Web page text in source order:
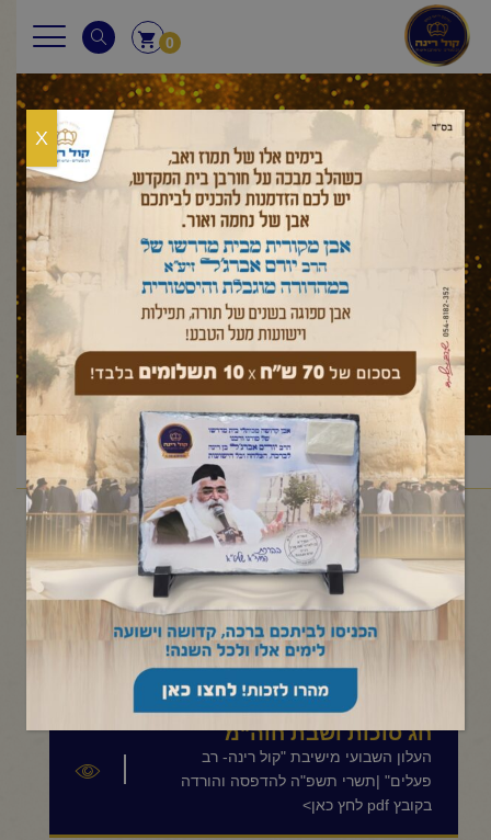
0
סוכות
ראשי/עלון לשבת/מועדים/סוכות
תפריט קטגוריות
שבת חוה"מ סוכות
העלון השבועי מישיבת "קול רינה- רב
פעלים" |תשרי תשפ"ו להדפסה והורדה
חג סוכות ושבת חוה"מ
העלון השבועי מישיבת "קול רינה- רב
פעלים" |תשרי תשפ"ה להדפסה והורדה
בקובץ pdf לחץ כאן>
X